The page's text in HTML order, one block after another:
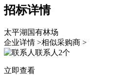
招标详情
太平湖国有林场
企业详情 >相似采购商 >
联系人 2个
立即查看